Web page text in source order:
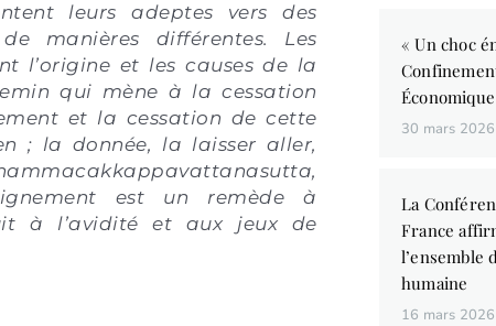
leurs adeptes vers des
manières différentes. Les
l’origine et les causes de la
qui mène à la cessation
et la cessation de cette
; la donnée, la laisser aller,
est un remède à
à l’avidité et aux jeux de
« Un choc
Économique
30 mars 2026
La
France
l’ensemble
humaine
16 mars 2026